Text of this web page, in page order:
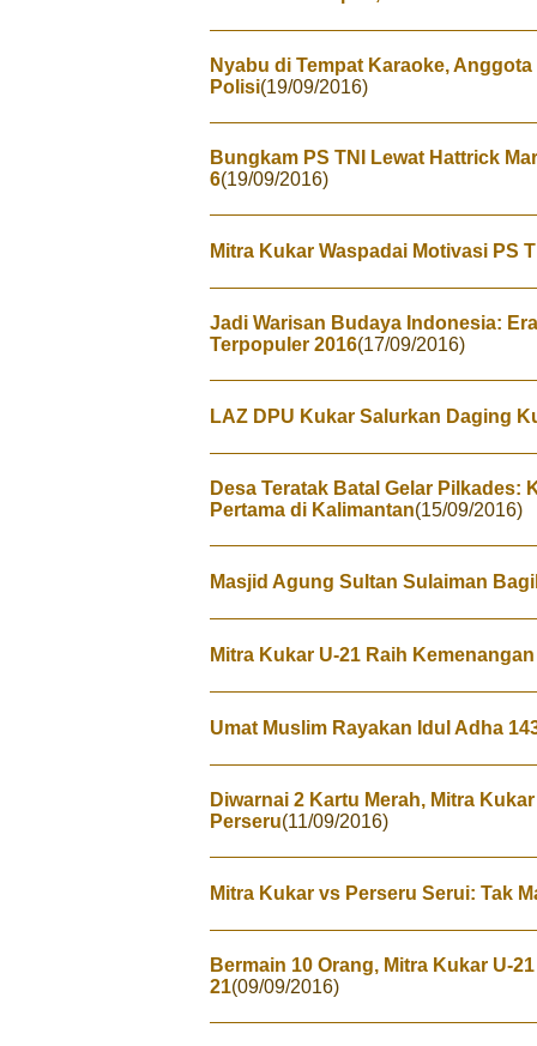
Nyabu di Tempat Karaoke,
Polisi(19/09/2016)
Bungkam PS TNI Lewat Hattrick
6(19/09/2016)
Mitra Kukar Waspadai Motivasi PS
Jadi Warisan Budaya Indonesia:
Terpopuler 2016(17/09/2016)
LAZ DPU Kukar Salurkan Daging
Desa Teratak Batal Gelar
Pertama di Kalimantan(15/09/2016)
Masjid Agung Sultan Sulaiman
Mitra Kukar U-21 Raih
Umat Muslim Rayakan Idul Adha
Diwarnai 2 Kartu Merah, Mitra
Perseru(11/09/2016)
Mitra Kukar vs Perseru Serui: Tak
Bermain 10 Orang, Mitra Kukar U-
21(09/09/2016)